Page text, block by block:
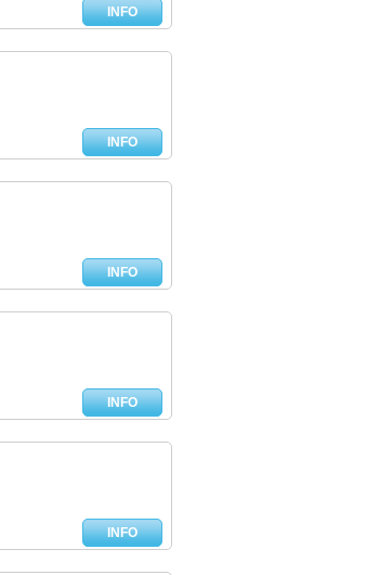
INFO
INFO
INFO
INFO
INFO